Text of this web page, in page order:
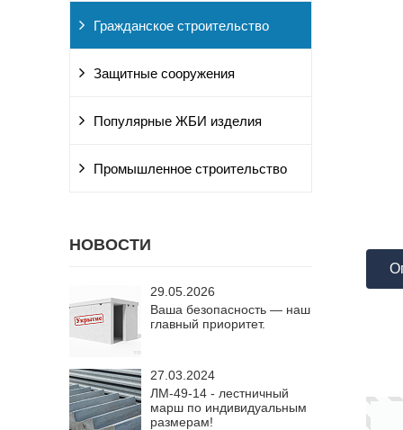
Гражданское строительство
Защитные сооружения
Популярные ЖБИ изделия
Промышленное строительство
НОВОСТИ
29.05.2026
Ваша безопасность — наш
главный приоритет.
27.03.2024
ЛМ-49-14 - лестничный
марш по индивидуальным
размерам!